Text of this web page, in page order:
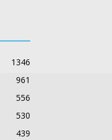
1346
961
556
530
439